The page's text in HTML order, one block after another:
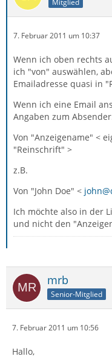
7. Februar 2011 um 10:37
Wenn ich oben rechts
ich "von" auswählen,
Emailadresse quasi in
Wenn ich eine Email
Angaben zum
Von "Anzeigename" <
"Reinschrift" >
z.B.
Von "John Doe" <
Ich möchte also in der
und nicht den
mrb
Senior-Mitglied
7. Februar 2011 um 10:56
Hallo,